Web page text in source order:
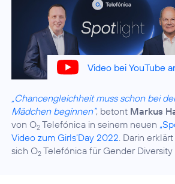
Video bei YouTube
„Chancengleichheit muss schon bei
Mädchen beginnen“, betont Markus
von O2 Telefónica in seinem neuen
Video zum Girls‘Day 2022. Darin
sich O2 Telefónica für Gender Diversity